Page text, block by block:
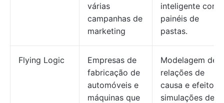
várias
campanhas de
marketing
inteligente com
painéis de
pastas.
Flying Logic
Empresas de
fabricação de
automóveis e
máquinas que
Modelagem de
relações de
causa e efeito,
simulações de